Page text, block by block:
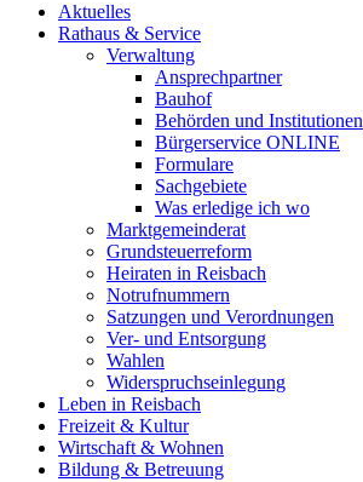
Aktuelles
Rathaus & Service
Verwaltung
Ansprechpartner
Bauhof
Behörden und Institutionen
Bürgerservice ONLINE
Formulare
Sachgebiete
Was erledige ich wo
Marktgemeinderat
Grundsteuerreform
Heiraten in Reisbach
Notrufnummern
Satzungen und Verordnungen
Ver- und Entsorgung
Wahlen
Widerspruchseinlegung
Leben in Reisbach
Freizeit & Kultur
Wirtschaft & Wohnen
Bildung & Betreuung